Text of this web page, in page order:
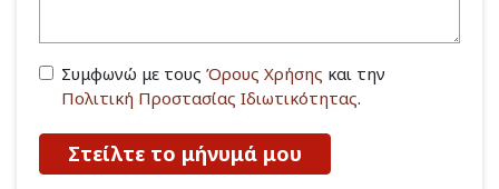
Συμφωνώ με τους Όρους Χρήσης και την
Πολιτική Προστασίας Ιδιωτικότητας.
Στείλτε το μήνυμά μου